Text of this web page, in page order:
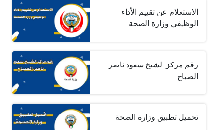
الاستعلام عن تقييم الأداء
الوظيفي وزارة الصحة
رقم مركز الشيخ سعود ناصر
الصباح
تحميل تطبيق وزارة الصحة